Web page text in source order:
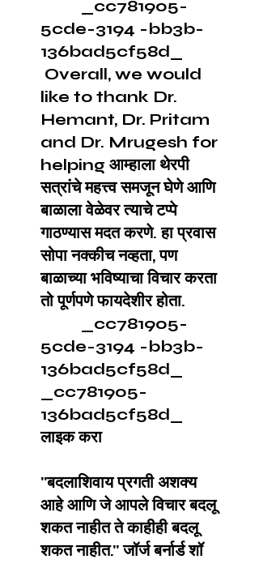
_cc781905-
5cde-3194 -bb3b-
136bad5cf58d_
Overall, we would
like to thank Dr.
Hemant, Dr. Pritam
and Dr. Mrugesh for
helping आम्हाला थेरपी
सत्रांचे महत्त्व समजून घेणे आणि
बाळाला वेळेवर त्याचे टप्पे
गाठण्यास मदत करणे. हा प्रवास
सोपा नक्कीच नव्हता, पण
बाळाच्या भविष्याचा विचार करता
तो पूर्णपणे फायदेशीर होता.
_cc781905-
5cde-3194 -bb3b-
136bad5cf58d_
_cc781905-
136bad5cf58d_
लाइक करा
"बदलाशिवाय प्रगती अशक्य
आहे आणि जे आपले विचार बदलू
शकत नाहीत ते काहीही बदलू
शकत नाहीत." जॉर्ज बर्नार्ड शॉ